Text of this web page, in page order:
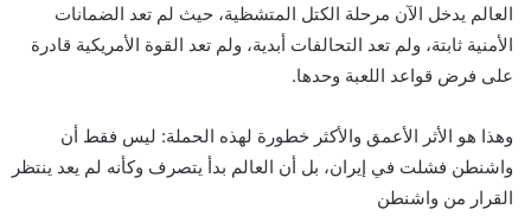
العالم يدخل الآن مرحلة الكتل المتشظية، حيث لم تعد الضمانات
الأمنية ثابتة، ولم تعد التحالفات أبدية، ولم تعد القوة الأمريكية قادرة
على فرض قواعد اللعبة وحدها.
وهذا هو الأثر الأعمق والأكثر خطورة لهذه الحملة: ليس فقط أن
واشنطن فشلت في إيران، بل أن العالم بدأ يتصرف وكأنه لم يعد ينتظر
القرار من واشنطن